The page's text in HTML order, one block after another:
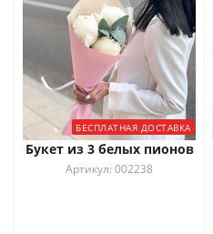
БЕСПЛАТНАЯ ДОСТАВКА
Букет из 3 белых пионов
Артикул: 002238